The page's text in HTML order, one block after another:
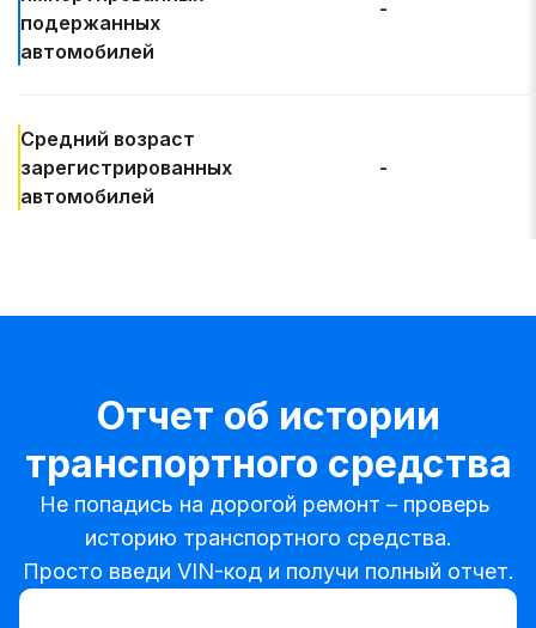
подержанных
автомобилей
-
Средний возраст
зарегистрированных
автомобилей
-
Отчет об истории
транспортного средства
Не попадись на дорогой ремонт – проверь
историю транспортного средства.
Просто введи VIN-код и получи полный отчет.
Ввести VIN-код